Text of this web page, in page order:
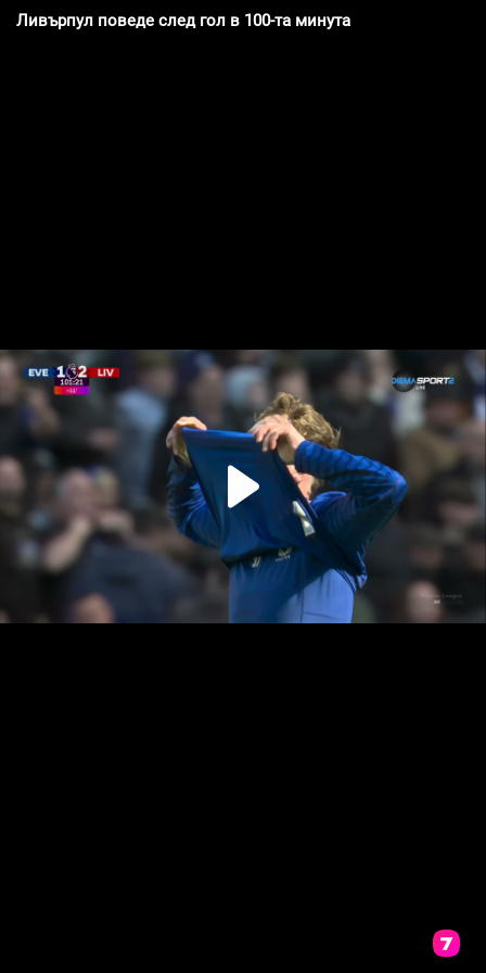
Ливърпул поведе след гол в 100-та минута